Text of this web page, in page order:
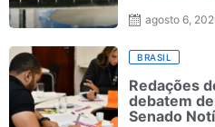
agosto 6,
BRASIL
Redações
debatem
Senado